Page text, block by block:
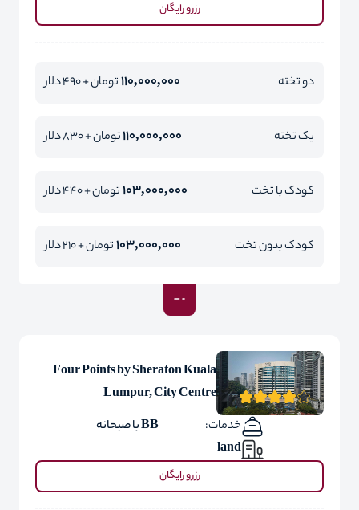
رزرو رایگان
دو تخته 110,000,000تومان + 490 دلار
یک تخته 110,000,000تومان + 830 دلار
کودک با تخت 103,000,000تومان + 440 دلار
کودک بدون تخت 103,000,000تومان + 210 دلار
Four Points by Sheraton Kuala
Lumpur, City Centre
خدمات:
BB با صبحانه
land
رزرو رایگان